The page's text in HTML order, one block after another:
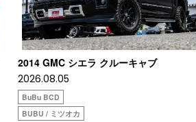
2014 GMC シエラ クルーキャブ
2026.08.05
BuBu BCD
BUBU / ミツオカ